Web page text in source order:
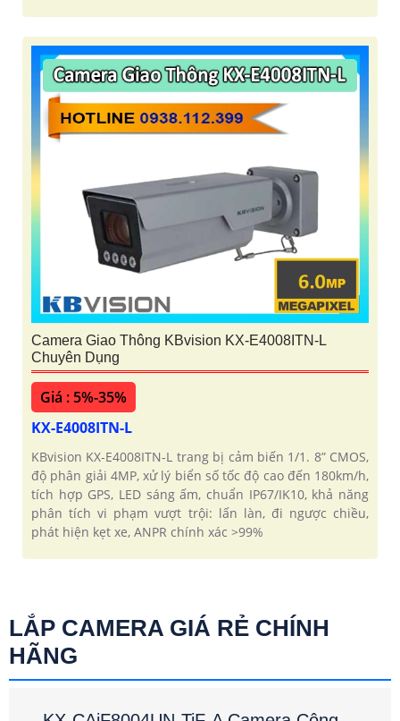
Camera Giao Thông KBvision KX-E4008ITN-L
Chuyên Dụng
Giá : 5%-35%
KX-E4008ITN-L
KBvision KX-E4008ITN-L trang bị cảm biến 1/1. 8” CMOS,
độ phân giải 4MP, xử lý biển số tốc độ cao đến 180km/h,
tích hợp GPS, LED sáng ấm, chuẩn IP67/IK10, khả năng
phân tích vi phạm vượt trội: lấn làn, đi ngược chiều,
phát hiện kẹt xe, ANPR chính xác >99%
LẮP CAMERA GIÁ RẺ CHÍNH
HÃNG